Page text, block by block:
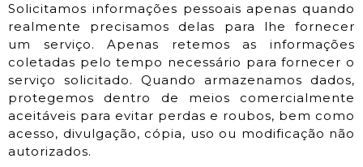
Solicitamos informações pessoais apenas quando
realmente precisamos delas para lhe fornecer
um serviço. Apenas retemos as informações
coletadas pelo tempo necessário para fornecer o
serviço solicitado. Quando armazenamos dados,
protegemos dentro de meios comercialmente
aceitáveis ​​para evitar perdas e roubos, bem como
acesso, divulgação, cópia, uso ou modificação não
autorizados.